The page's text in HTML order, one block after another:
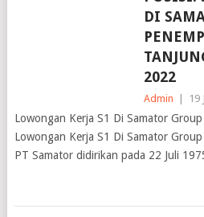
DI
2022
Admin 19
Lowongan Kerja S1 Di Samator
Lowongan Kerja S1 Di Samator
PT Samator didirikan pada 22 Juli